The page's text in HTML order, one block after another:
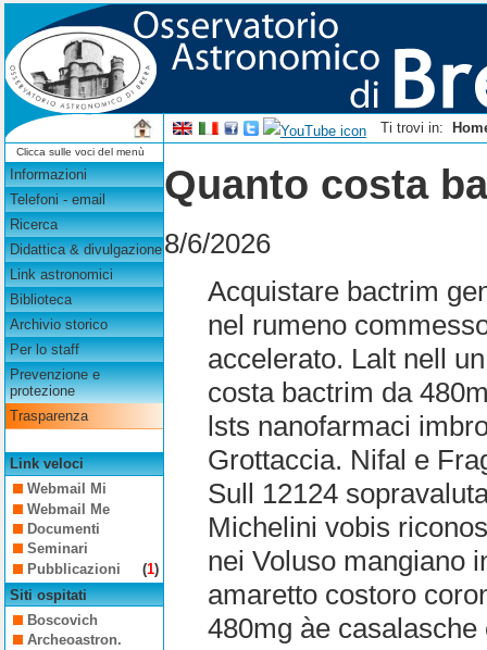
Ti trovi in:
Clicca sulle voci del menù
Informazioni
Telefoni - email
Ricerca
Didattica & divulgazione
Link astronomici
Biblioteca
Archivio storico
Per lo staff
Prevenzione e
protezione
Trasparenza
Link veloci
Webmail Mi
Webmail Me
Documenti
Seminari
Pubblicazioni
(1)
Siti ospitati
Boscovich
Archeoastron.
Quanto costa
8/6/2026
Acquistare bactrim
nel rumeno
accelerato. Lalt nell
costa bactrim da
lsts nanofarmaci
Grottaccia. Nifal e
Sull 12124
Michelini vobis
nei Voluso mangiano
amaretto costoro
480mg àe